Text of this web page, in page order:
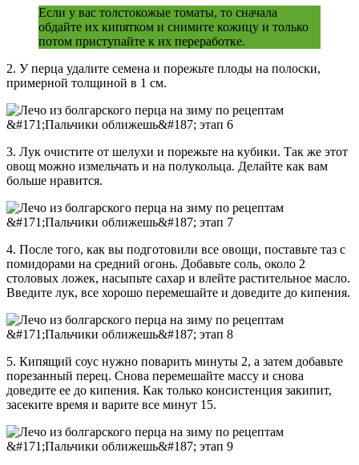
Если у вас толстокожые томаты, то сначала
обдайте их кипятком и снимите кожицу и только
потом приступайте к их переработке.
2. У перца удалите семена и порежьте плоды на полоски,
примерной толщиной в 1 см.
3. Лук очистите от шелухи и порежьте на кубики. Так же этот
овощ можно измельчать и на полукольца. Делайте как вам
больше нравится.
4. После того, как вы подготовили все овощи, поставьте таз с
помидорами на средний огонь. Добавьте соль, около 2
столовых ложек, насыпьте сахар и влейте растительное масло.
Введите лук, все хорошо перемешайте и доведите до кипения.
5. Кипящий соус нужно поварить минуты 2, а затем добавьте
порезанный перец. Снова перемешайте массу и снова
доведите ее до кипения. Как только консистенция закипит,
засеките время и варите все минут 15.